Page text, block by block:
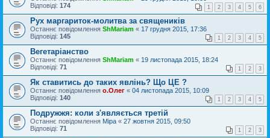
Відповіді: 174 1 2 3 4 5 6
Рух маргариток-молитва за священиків
Останнє повідомлення ShMariam « 17 грудня 2015, 17:36
Відповіді: 145 1 2 3 4 5
Вегетаріанство
Останнє повідомлення ShMariam « 19 листопада 2015, 18:24
Відповіді: 71 1 2 3
Як ставитись до таких явлінь? Що ЦЕ ?
Останнє повідомлення о.Олег « 04 листопада 2015, 10:09
Відповіді: 140 1 2 3 4 5
Подружжя: коли з'являється третій
Останнє повідомлення Міра « 27 жовтня 2015, 09:50
Відповіді: 71 1 2 3